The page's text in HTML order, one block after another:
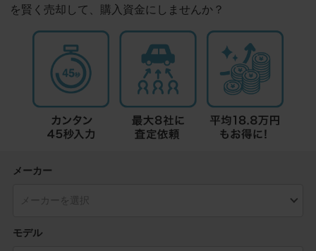
を賢く売却して、購入資金にしませんか？
メーカー
モデル